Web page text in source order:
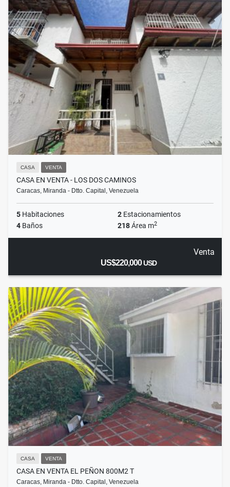
CASA VENTA
CASA EN VENTA - LOS DOS CAMINOS
Caracas, Miranda - Dtto. Capital, Venezuela
5 Habitaciones 2 Estacionamientos
4 Baños 218Área m2
Venta
US$220,000USD
CASA VENTA
CASA EN VENTA EL PEÑON 800M2 T
Caracas, Miranda - Dtto. Capital, Venezuela